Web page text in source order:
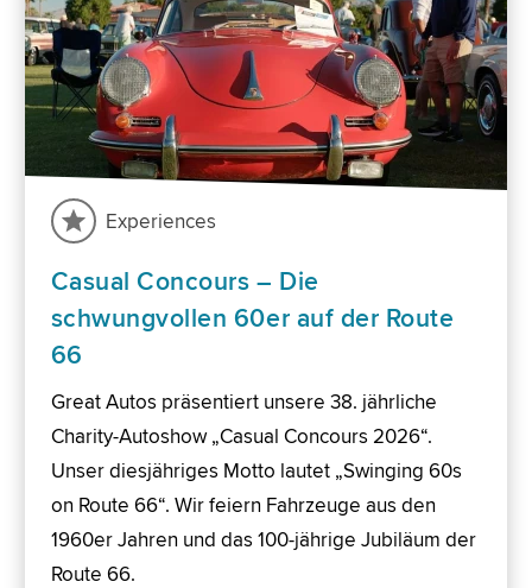
Experiences
Casual Concours – Die
schwungvollen 60er auf der Route
66
Great Autos präsentiert unsere 38. jährliche
Charity-Autoshow „Casual Concours 2026“.
Unser diesjähriges Motto lautet „Swinging 60s
on Route 66“. Wir feiern Fahrzeuge aus den
1960er Jahren und das 100-jährige Jubiläum der
Route 66.